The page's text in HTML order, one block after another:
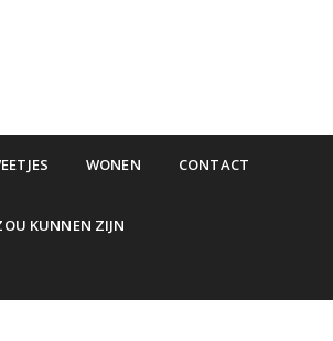
WONEN CONTACT
KUNNEN ZIJN